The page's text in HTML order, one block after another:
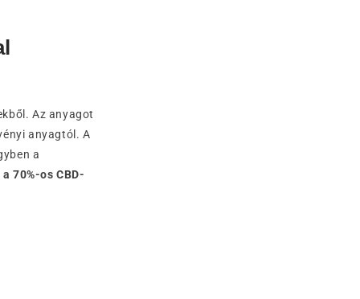
Az anyagot
anyagtól. A
a
70%-os CBD-